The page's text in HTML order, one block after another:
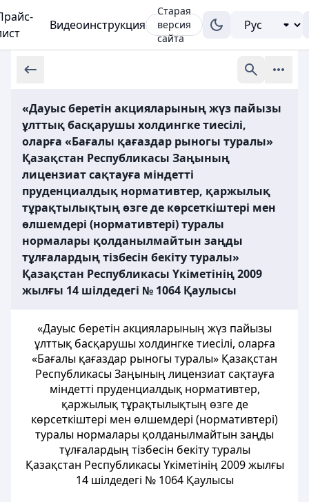
Видеоинструкция
Старая
версия
сайта
«Дауыс беретін акцияларының жүз пайызы
ұлттық басқарушы холдингке тиесілі,
оларға «Бағалы қағаздар рыногы туралы»
Қазақстан Республикасы Заңының
лицензиат сақтауға міндетті
пруденциалдық нормативтер, қаржылық
тұрақтылықтың өзге де көрсеткіштері мен
өлшемдері (нормативтері) туралы
нормалары қолданылмайтын заңды
тұлғалардың тізбесін бекіту туралы»
Қазақстан Республикасы Үкіметінің 2009
жылғы 14 шілдедегі № 1064 Қаулысы
«Дауыс беретін акцияларының жүз пайызы
ұлттық басқарушы холдингке тиесілі, оларға
«Бағалы қағаздар рыногы туралы» Қазақстан
Республикасы Заңының лицензиат сақтауға
міндетті пруденциалдық нормативтер,
қаржылық тұрақтылықтың өзге де
көрсеткіштері мен өлшемдері (нормативтері)
туралы нормалары қолданылмайтын заңды
тұлғалардың тізбесін бекіту туралы
Қазақстан Республикасы Үкіметінің 2009 жылғы
14 шілдедегі № 1064 Қаулысы